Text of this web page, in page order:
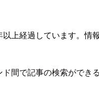
上経過しています。情
間で記事の検索ができ